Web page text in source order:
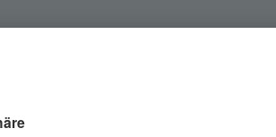
der VAE, darunter